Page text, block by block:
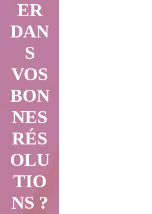
ER
DAN
S
VOS
BON
NES
RÉS
OLU
TIO
NS ?